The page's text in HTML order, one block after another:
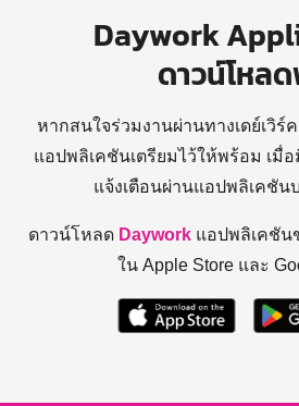
Daywork
ดาวน์โหล
หากสนใจร่วมงานผ่านทางเดย์เวิร์
แอปพลิเคชันเตรียมไว้ให้พร้อม เมื่
แจ้งเตือนผ่านแอปพลิเคชั
ดาวน์โหลด Daywork แอปพลิเคชัน
ใน Apple Store และ